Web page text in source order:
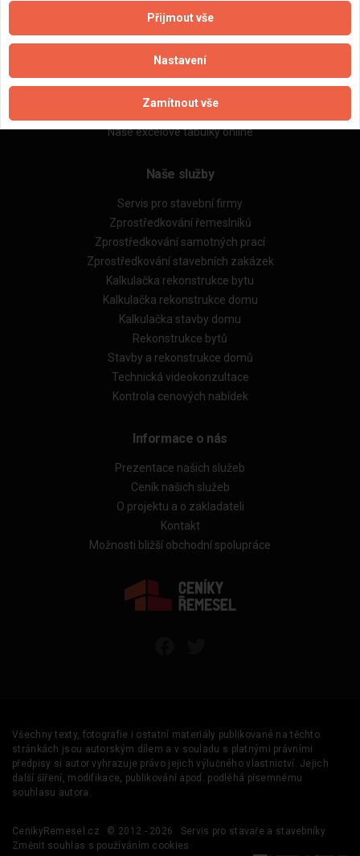
Naše firmy a řemeslníci
Zpracování a ochrana osobních údajů
Zásady pro používání souborů cookie
Naše excelové tabulky online
Naše služby
Servis pro stavební firmy
Zprostředkování řemeslníků
Zprostředkování samotných prací
Zprostředkování stavebních zakázek
Kalkulačka rekonstrukce bytu
Kalkulačka rekonstrukce domu
Kalkulačka stavby domu
Rekonstrukce bytů
Stavby a rekonstrukce domů
Technická videokonzultace
Kontrola cenových nabídek
Informace o nás
Prezentace našich služeb
Ceník našich služeb
O projektu a o zakladateli
Kontakt
Možnosti bližší obchodní spolupráce
Všechny texty, fotografie i ostatní materiály publikované na těchto
stránkách jsou autorským dílem a v souladu s platnými právními
předpisy si autor vyhrazuje právo jejich výlučného vlastnictví. Jejich
další šíření, modifikace, publikování apod. podléhá písemnému
souhlasu autora.
CenikyRemesel.cz © 2012 - 2026
Servis pro stavaře a stavebníky
Změnit souhlas s používáním cookies
Přijmout vše
Nastavení
Zamítnout vše